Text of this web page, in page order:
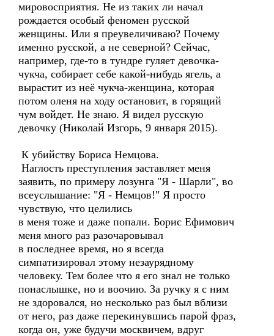
мировосприятия. Не из таких ли начал
рождается особый феномен русской
женщины. Или я преувеличиваю? Почему
именно русской, а не северной? Сейчас,
например, где-то в тундре гуляет девочка-
чукча, собирает себе какой-нибудь ягель, а
вырастит из неё чукча-женщина, которая
потом оленя на ходу остановит, в горящий
чум войдет. Не знаю. Я видел русскую
девочку (Николай Изгорь, 9 января 2015).
К убийству Бориса Немцова.
Наглость преступления заставляет меня
заявить, по примеру лозунга "Я - Шарли", во
всеуслышание: "Я - Немцов!" Я просто
чувствую, что целились
в меня тоже и даже попали. Борис Ефимович
меня много раз разочаровывал
в последнее время, но я всегда
симпатизировал этому незаурядному
человеку. Тем более что я его знал не только
понаслышке, но и воочию. За ручку я с ним
не здоровался, но несколько раз был вблизи
от него, раз даже перекинувшись парой фраз,
когда он, уже будучи москвичем, вдруг